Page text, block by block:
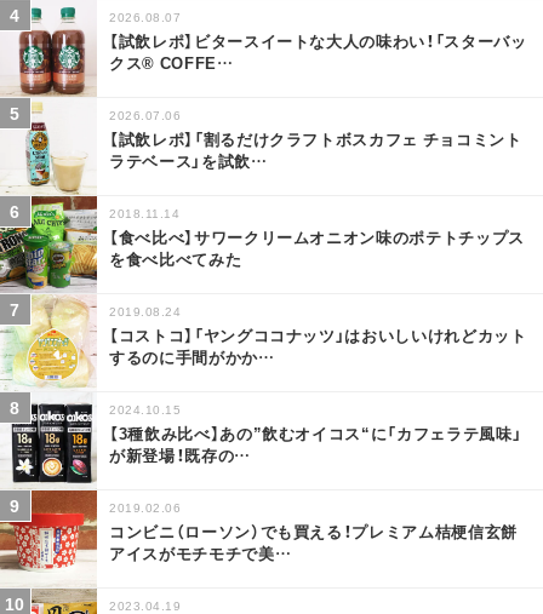
2026.08.07
【試飲レポ】ビタースイートな大人の味わい！「スターバッ
クス® COFFE…
2026.07.06
【試飲レポ】「割るだけクラフトボスカフェ チョコミント
ラテベース」を試飲…
2018.11.14
【食べ比べ】サワークリームオニオン味のポテトチップス
を食べ比べてみた
2019.08.24
【コストコ】「ヤングココナッツ」はおいしいけれどカット
するのに手間がかか…
2024.10.15
【3種飲み比べ】あの”飲むオイコス“に「カフェラテ風味」
が新登場！既存の…
2019.02.06
コンビニ（ローソン）でも買える！プレミアム桔梗信玄餅
アイスがモチモチで美…
2023.04.19